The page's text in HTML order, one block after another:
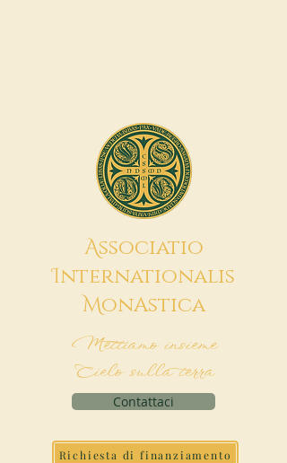
Associatio
Internationalis
MonAstica
Mettiamo insieme
Cielo sulla terra
Contattaci
Richiesta di finanziamento